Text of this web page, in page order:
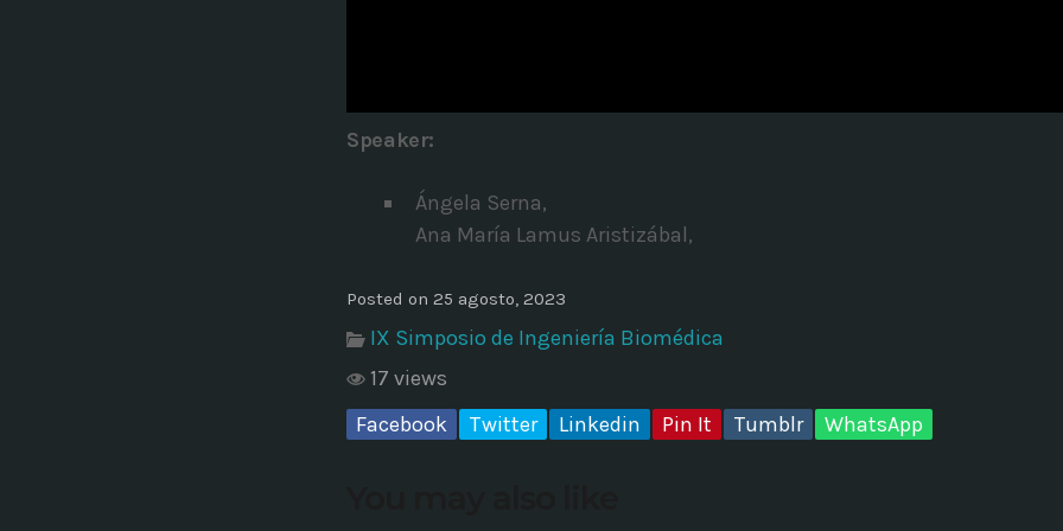
Noticia de personal salud 5
Time
Speaker:
Ángela Serna,
Ana María Lamus Aristizábal,
Posted on 25 agosto, 2023
IX Simposio de Ingeniería Biomédica
17 views
Facebook
Twitter Linkedin Pin It Tumblr WhatsApp